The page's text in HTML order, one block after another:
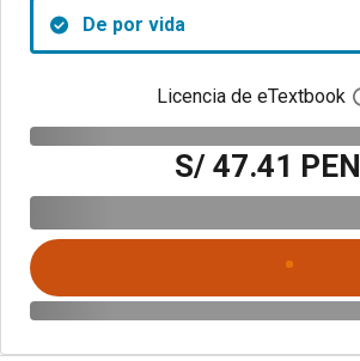
De por vida
Licencia de eTextbook
S/ 47.41 PEN